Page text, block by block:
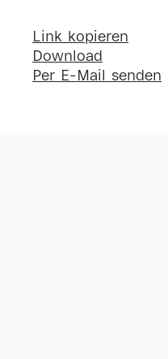
Link kopieren
Download
Per E-Mail senden